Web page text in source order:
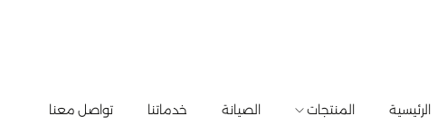
الرئيسية المنتجات الصيانة خدماتنا تواصل معنا